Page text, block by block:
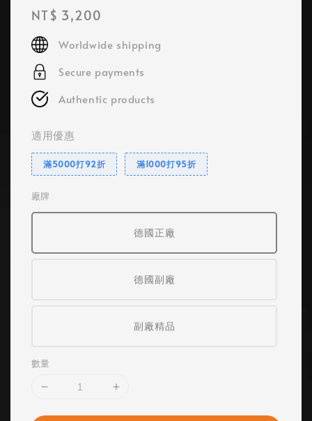
Regular
price
NT$ 3,200
Worldwide shipping
Secure payments
Authentic products
適用優惠
滿5000打92折 滿1000打95折
廠牌
德國正廠
德國副廠
副廠精品
數量